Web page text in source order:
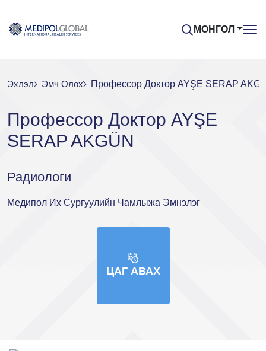
МОНГОЛ
Эхлэл Эмч Oлох Профессор Доктор AYŞE SERAP
Профессор Доктор AYŞE
SERAP AKGÜN
Радиологи
Медипол Их Сургуулийн Чамлыжа Эмнэлэг
ЦАГ АВАХ